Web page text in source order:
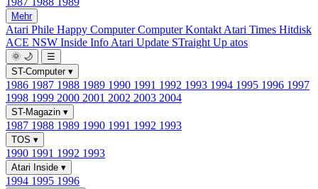
Mehr
Atari Phile Happy ComputerComputer Kontakt Atari Times Hitdisk
ACE NSW Inside Info Atari Update STraight Up atos
🌞 🌙
☰
ST-Computer ▾
1986 1987 1988 1989 1990 1991 1992 1993 1994 1995 1996 1997
1998 1999 2000 2001 2002 2003 2004
ST-Magazin ▾
1987 1988 1989 1990 1991 1992 1993
TOS ▾
1990 1991 1992 1993
Atari Inside ▾
1994 1995 1996